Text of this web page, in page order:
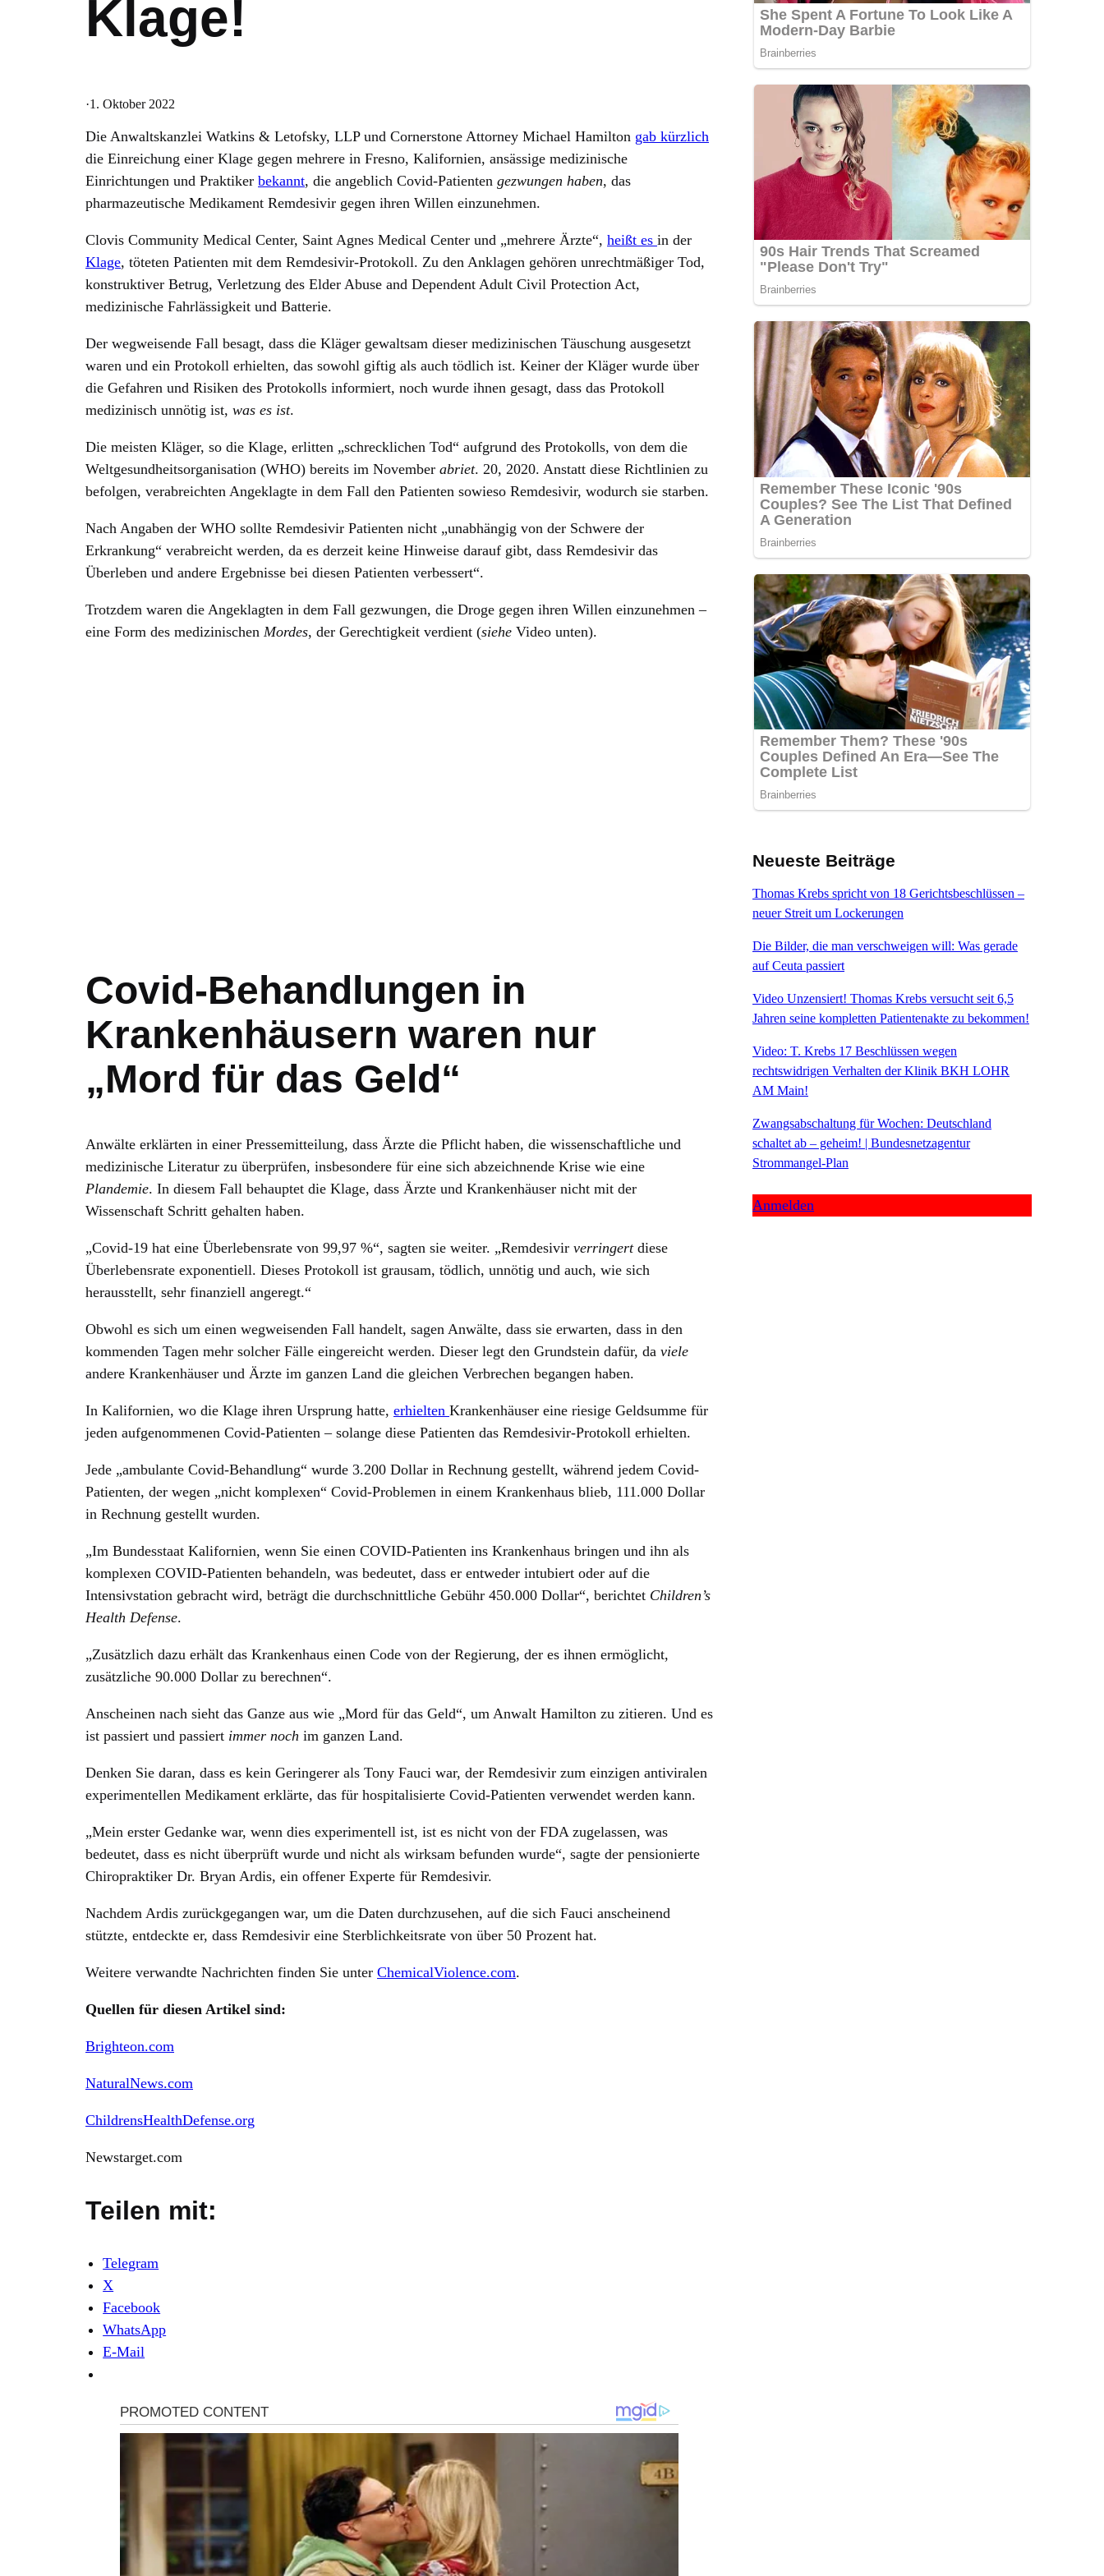
Klage!
·1. Oktober 2022
Die Anwaltskanzlei Watkins & Letofsky, LLP und Cornerstone Attorney Michael Hamilton gab kürzlich
die Einreichung einer Klage gegen mehrere in Fresno, Kalifornien, ansässige medizinische
Einrichtungen und Praktiker bekannt, die angeblich Covid-Patienten gezwungen haben, das
pharmazeutische Medikament Remdesivir gegen ihren Willen einzunehmen.
Clovis Community Medical Center, Saint Agnes Medical Center und „mehrere Ärzte“, heißt es in der
Klage, töteten Patienten mit dem Remdesivir-Protokoll. Zu den Anklagen gehören unrechtmäßiger Tod,
konstruktiver Betrug, Verletzung des Elder Abuse and Dependent Adult Civil Protection Act,
medizinische Fahrlässigkeit und Batterie.
Der wegweisende Fall besagt, dass die Kläger gewaltsam dieser medizinischen Täuschung ausgesetzt
waren und ein Protokoll erhielten, das sowohl giftig als auch tödlich ist. Keiner der Kläger wurde über
die Gefahren und Risiken des Protokolls informiert, noch wurde ihnen gesagt, dass das Protokoll
medizinisch unnötig ist, was es ist.
Die meisten Kläger, so die Klage, erlitten „schrecklichen Tod“ aufgrund des Protokolls, von dem die
Weltgesundheitsorganisation (WHO) bereits im November abriet. 20, 2020. Anstatt diese Richtlinien zu
befolgen, verabreichten Angeklagte in dem Fall den Patienten sowieso Remdesivir, wodurch sie starben.
Nach Angaben der WHO sollte Remdesivir Patienten nicht „unabhängig von der Schwere der
Erkrankung“ verabreicht werden, da es derzeit keine Hinweise darauf gibt, dass Remdesivir das
Überleben und andere Ergebnisse bei diesen Patienten verbessert“.
Trotzdem waren die Angeklagten in dem Fall gezwungen, die Droge gegen ihren Willen einzunehmen –
eine Form des medizinischen Mordes, der Gerechtigkeit verdient (siehe Video unten).
Covid-Behandlungen in
Krankenhäusern waren nur
„Mord für das Geld“
Anwälte erklärten in einer Pressemitteilung, dass Ärzte die Pflicht haben, die wissenschaftliche und
medizinische Literatur zu überprüfen, insbesondere für eine sich abzeichnende Krise wie eine
Plandemie. In diesem Fall behauptet die Klage, dass Ärzte und Krankenhäuser nicht mit der
Wissenschaft Schritt gehalten haben.
„Covid-19 hat eine Überlebensrate von 99,97 %“, sagten sie weiter. „Remdesivir verringert diese
Überlebensrate exponentiell. Dieses Protokoll ist grausam, tödlich, unnötig und auch, wie sich
herausstellt, sehr finanziell angeregt.“
Obwohl es sich um einen wegweisenden Fall handelt, sagen Anwälte, dass sie erwarten, dass in den
kommenden Tagen mehr solcher Fälle eingereicht werden. Dieser legt den Grundstein dafür, da viele
andere Krankenhäuser und Ärzte im ganzen Land die gleichen Verbrechen begangen haben.
In Kalifornien, wo die Klage ihren Ursprung hatte, erhielten Krankenhäuser eine riesige Geldsumme für
jeden aufgenommenen Covid-Patienten – solange diese Patienten das Remdesivir-Protokoll erhielten.
Jede „ambulante Covid-Behandlung“ wurde 3.200 Dollar in Rechnung gestellt, während jedem Covid-
Patienten, der wegen „nicht komplexen“ Covid-Problemen in einem Krankenhaus blieb, 111.000 Dollar
in Rechnung gestellt wurden.
„Im Bundesstaat Kalifornien, wenn Sie einen COVID-Patienten ins Krankenhaus bringen und ihn als
komplexen COVID-Patienten behandeln, was bedeutet, dass er entweder intubiert oder auf die
Intensivstation gebracht wird, beträgt die durchschnittliche Gebühr 450.000 Dollar“, berichtet Children’s
Health Defense.
„Zusätzlich dazu erhält das Krankenhaus einen Code von der Regierung, der es ihnen ermöglicht,
zusätzliche 90.000 Dollar zu berechnen“.
Anscheinen nach sieht das Ganze aus wie „Mord für das Geld“, um Anwalt Hamilton zu zitieren. Und es
ist passiert und passiert immer noch im ganzen Land.
Denken Sie daran, dass es kein Geringerer als Tony Fauci war, der Remdesivir zum einzigen antiviralen
experimentellen Medikament erklärte, das für hospitalisierte Covid-Patienten verwendet werden kann.
„Mein erster Gedanke war, wenn dies experimentell ist, ist es nicht von der FDA zugelassen, was
bedeutet, dass es nicht überprüft wurde und nicht als wirksam befunden wurde“, sagte der pensionierte
Chiropraktiker Dr. Bryan Ardis, ein offener Experte für Remdesivir.
Nachdem Ardis zurückgegangen war, um die Daten durchzusehen, auf die sich Fauci anscheinend
stützte, entdeckte er, dass Remdesivir eine Sterblichkeitsrate von über 50 Prozent hat.
Weitere verwandte Nachrichten finden Sie unter ChemicalViolence.com.
Quellen für diesen Artikel sind:
Brighteon.com
NaturalNews.com
ChildrensHealthDefense.org
Newstarget.com
Teilen mit:
Telegram
X
Facebook
WhatsApp
E-Mail
Neueste Beiträge
Thomas Krebs spricht von 18 Gerichtsbeschlüssen –
neuer Streit um Lockerungen
Die Bilder, die man verschweigen will: Was gerade
auf Ceuta passiert
Video Unzensiert! Thomas Krebs versucht seit 6,5
Jahren seine kompletten Patientenakte zu bekommen!
Video: T. Krebs 17 Beschlüssen wegen
rechtswidrigen Verhalten der Klinik BKH LOHR
AM Main!
Zwangsabschaltung für Wochen: Deutschland
schaltet ab – geheim! | Bundesnetzagentur
Strommangel-Plan
Anmelden